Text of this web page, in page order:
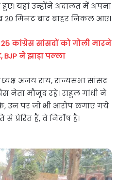
यहां उन्होंने अदालत में अपना
20 मिनट बाद बाहर निकल आए।
कांग्रेस सांसदों को गोली मारने
ने झाड़ा पल्ला
अजय राय, राज्यसभा सांसद
नेता मौजूद रहे। राहुल गांधी ने
उन पर जो भी आरोप लगाएं गये
प्रेरित हैं, वे निर्दोष हैं।